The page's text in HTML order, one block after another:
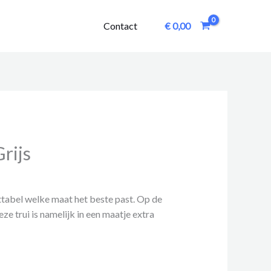
Contact €0,00
welke maat het beste past. Op de
trui is namelijk in een maatje extra